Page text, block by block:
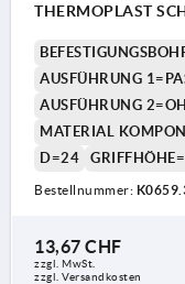
THERMOPLAST
AUSFÜHRUNG
AUSFÜHRUNG
MATERIAL
D=24
Bestellnummer:
13,67 CHF
zzgl. MwSt.
zzgl. Versandkosten